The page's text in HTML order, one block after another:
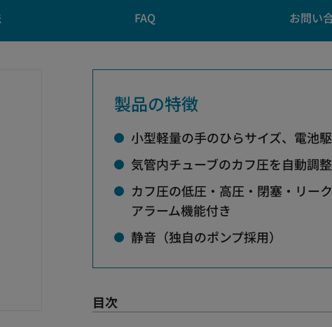
FAQ お問い
製品の特徴
小型軽量の手のひらサイズ、電池
気管内チューブのカフ圧を自動調整
カフ圧の低圧・高圧・閉塞・リー
アラーム機能付き
静音（独自のポンプ採用）
目次